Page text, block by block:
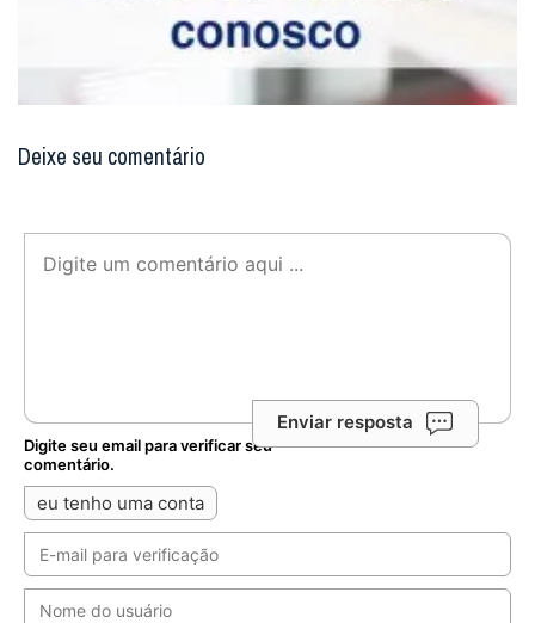
Deixe seu comentário
Enviar resposta
Digite seu email para verificar seu
comentário.
eu tenho uma conta